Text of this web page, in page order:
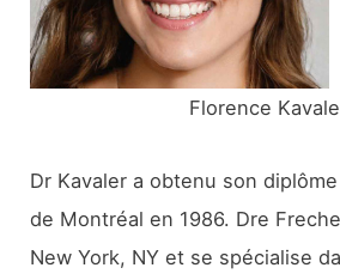
:
Florence
Dr Kavaler a obtenu son
de Montréal en 1986. Dre
New York, NY et se spécialise